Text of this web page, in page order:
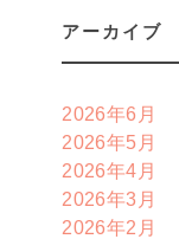
アーカイブ
2026年6月
2026年5月
2026年4月
2026年3月
2026年2月